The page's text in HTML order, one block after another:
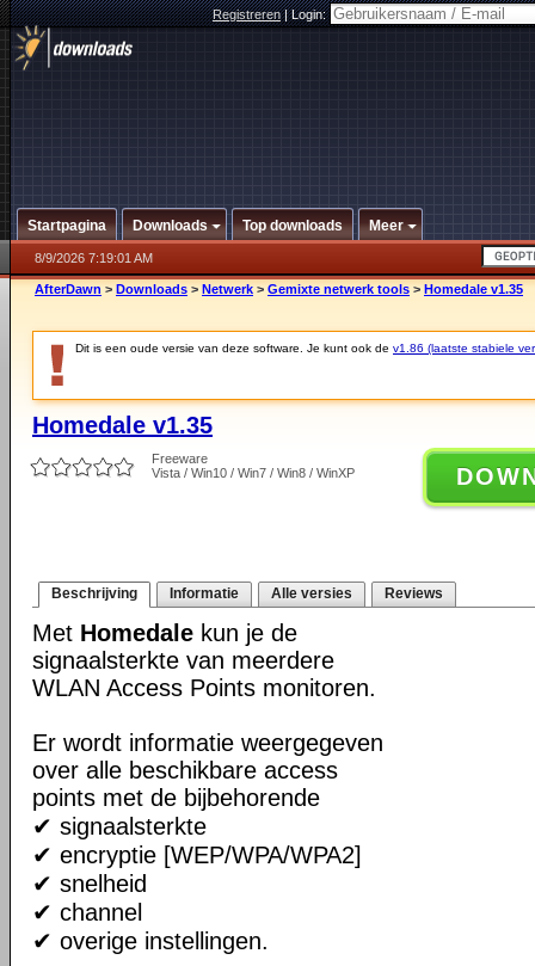
Registreren|Login:
Startpagina Downloads Top downloads Meer
8/9/2026 7:19:01 AM
AfterDawn > Downloads > Netwerk > Gemixte netwerk tools > Homedale v1.35
Dit is een oude versie van deze software. Je kunt ook de v1.86 (laatste stabiele
Homedale v1.35
Freeware
Vista / Win10 / Win7 / Win8 / WinXP
Beschrijving Informatie Alle versies Reviews
Met Homedale kun je de
signaalsterkte van meerdere
WLAN Access Points monitoren.
Er wordt informatie weergegeven
over alle beschikbare access
points met de bijbehorende
✔ signaalsterkte
✔ encryptie [WEP/WPA/WPA2]
✔ snelheid
✔ channel
✔ overige instellingen.